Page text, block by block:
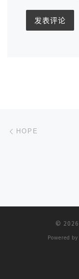
文章导航
HOPE
© 2026
Powered by